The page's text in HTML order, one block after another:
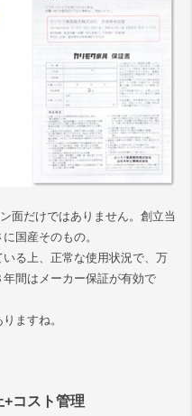
面だけではありません。創立当
国産そのもの。
る上、正常な使用状況で、万
間はメーカー保証が有効で
ますね。
+コスト管理